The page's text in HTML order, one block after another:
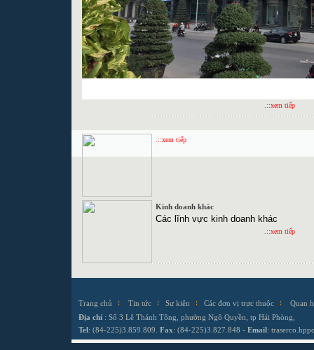
.::xem tiếp
.::xem tiếp
Kinh doanh khác
Các lĩnh vực kinh doanh khác
.::xem tiếp
Trang chủ Tin tức Sự kiện Các đơn vị trực thuộc
Quan
Địa chỉ : Số 3 Lê Thánh Tông, phường Ngô Quyền, tp Hải Phòng,
Tel: (84-225)3.859.809. Fax: (84-225)3.827.848 - Email: